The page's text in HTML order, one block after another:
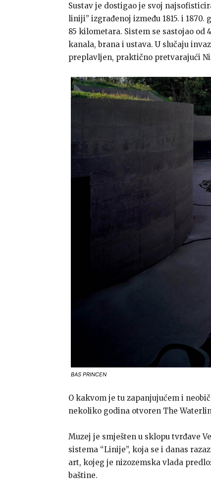
Sustav je dostigao je svoj
liniji” izgrađenoj između 1815. i
85 kilometara. Sistem se sastojao
kanala, brana i ustava. U slučaju
preplavljen, praktično pretvarajući
BAS PRINCEN
O kakvom je tu zapanjujućem i
nekoliko godina otvoren The
Muzej je smješten u sklopu tvrđave
sistema “Linije”, koja se i danas
art, kojeg je nizozemska vlada
baštine.